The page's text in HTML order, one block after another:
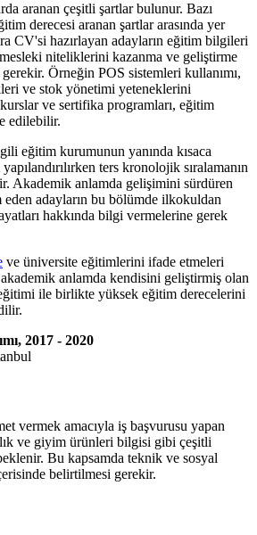
aranan çeşitli şartlar bulunur. Bazı
derecesi aranan şartlar arasında yer
CV'si hazırlayan adayların eğitim bilgileri
niteliklerini kazanma ve geliştirme
gerekir. Örneğin POS sistemleri kullanımı,
ve stok yönetimi yeteneklerini
ve sertifika programları, eğitim
edilebilir.
eğitim kurumunun yanında kısaca
ters kronolojik sıralamanın
Akademik anlamda gelişimini sürdüren
adayların bu bölümde ilkokuldan
hakkında bilgi vermelerine gerek
ve üniversite eğitimlerini ifade etmeleri
anlamda kendisini geliştirmiş olan
ile birlikte yüksek eğitim derecelerini
2017 - 2020
vermek amacıyla iş başvurusu yapan
ve giyim ürünleri bilgisi gibi çeşitli
Bu kapsamda teknik ve sosyal
belirtilmesi gerekir.